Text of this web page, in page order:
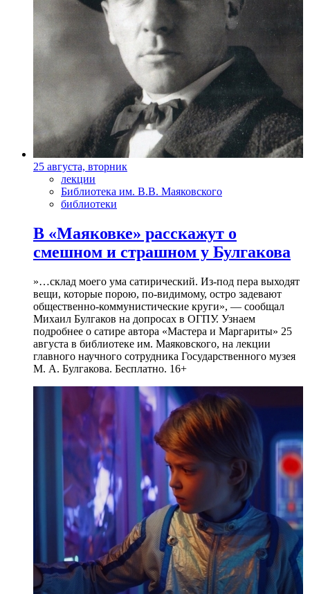
25 августа, вторник
лекции
Библиотека им. В.В. Маяковского
библиотеки
В «Маяковке» расскажут о
смешном и страшном у Булгакова
»…склад моего ума сатирический. Из-под пера выходят
вещи, которые порою, по-видимому, остро задевают
общественно-коммунистические круги», — сообщал
Михаил Булгаков на допросах в ОГПУ. Узнаем
подробнее о сатире автора «Мастера и Маргариты» 25
августа в библиотеке им. Маяковского, на лекции
главного научного сотрудника Государственного музея
М. А. Булгакова. Бесплатно. 16+